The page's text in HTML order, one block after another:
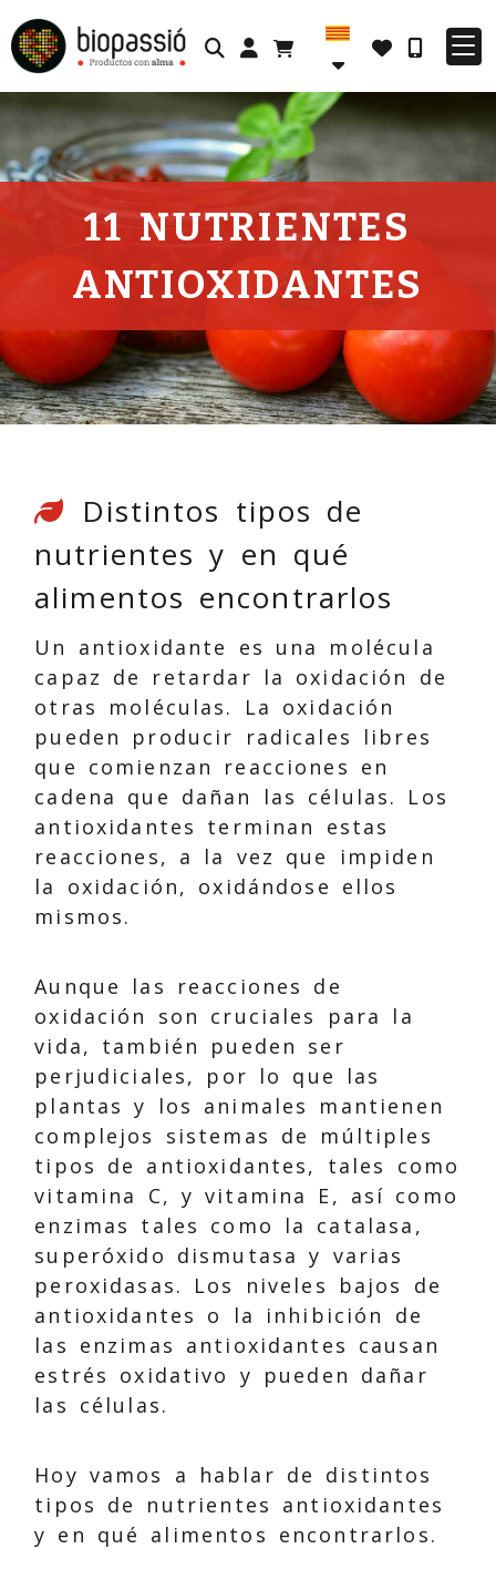
Identifícat
11 NUTRIENTES
ANTIOXIDANTES
Distintos tipos de
nutrientes y en qué
alimentos encontrarlos
Un antioxidante es una molécula
capaz de retardar la oxidación de
otras moléculas. La oxidación
pueden producir radicales libres
que comienzan reacciones en
cadena que dañan las células. Los
antioxidantes terminan estas
reacciones, a la vez que impiden
la oxidación, oxidándose ellos
mismos.
Aunque las reacciones de
oxidación son cruciales para la
vida, también pueden ser
perjudiciales, por lo que las
plantas y los animales mantienen
complejos sistemas de múltiples
tipos de antioxidantes, tales como
vitamina C, y vitamina E, así como
enzimas tales como la catalasa,
superóxido dismutasa y varias
peroxidasas. Los niveles bajos de
antioxidantes o la inhibición de
las enzimas antioxidantes causan
estrés oxidativo y pueden dañar
las células.
Hoy vamos a hablar de distintos
tipos de nutrientes antioxidantes
y en qué alimentos encontrarlos.